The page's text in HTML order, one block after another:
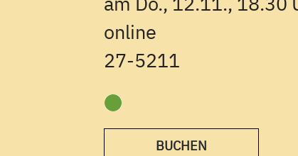
online
27-5211
BUCHEN